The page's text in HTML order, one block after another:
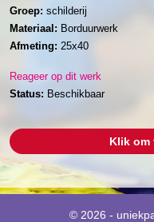
Groep: schilderij
Materiaal: Borduurwerk
Afmeting: 25x40
Reageer op dit werk
Status: Beschikbaar
Klik om
© 2026 -